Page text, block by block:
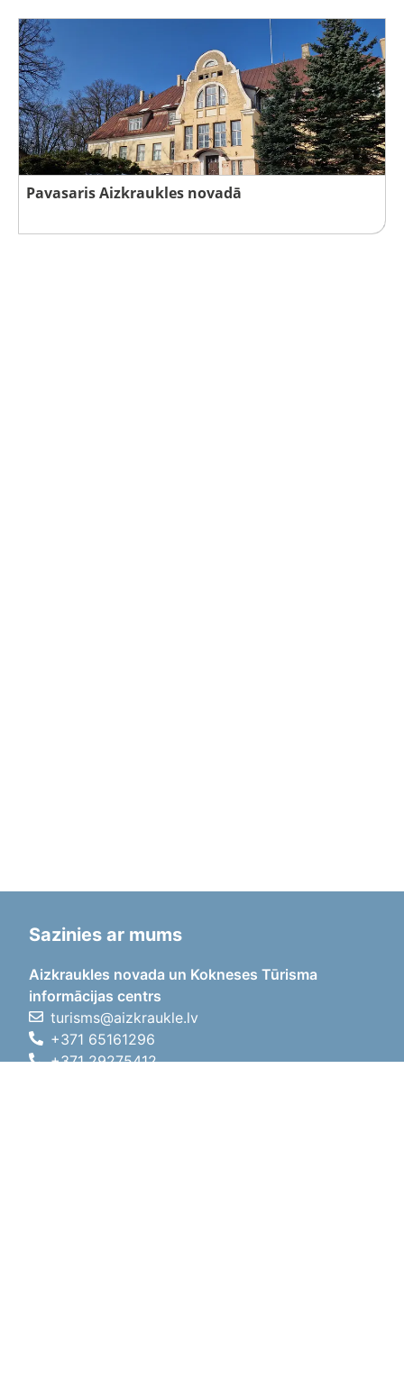
Pavasaris Aizkraukles novadā
Sazinies ar mums
Aizkraukles novada un Kokneses Tūrisma
informācijas centrs
turisms@aizkraukle.lv
+371 65161296
+371 29275412